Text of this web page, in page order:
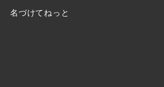
名づけてねっと